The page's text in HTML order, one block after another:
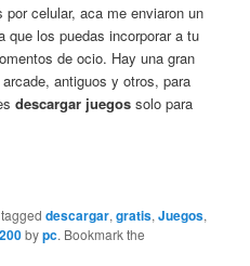
celular, aca me enviaron un
que los puedas incorporar a tu
de ocio. Hay una gran
antiguos y otros, para
descargar juegos solo para
descargar,gratis,Juegos,
bypc. Bookmark the